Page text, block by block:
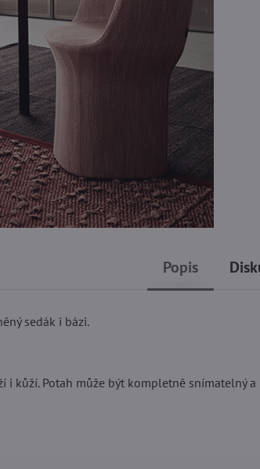
Popis
sedák i bázi.
i kůží. Potah může být kompletně snímatelný